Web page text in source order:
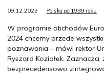
09.12.2023 Polska po 1989 roku
W programie obchodów
2024 chcemy przede
poznawania – mówi rektor
Ryszard Koziołek.
bezprecedensowo